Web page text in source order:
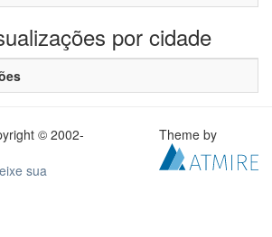
por cidade
© 2002-
sua
Theme by